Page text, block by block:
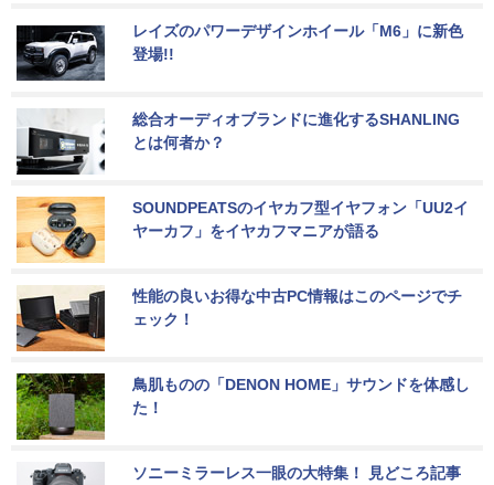
レイズのパワーデザインホイール「M6」に新色
登場!!
総合オーディオブランドに進化するSHANLING
とは何者か？
SOUNDPEATSのイヤカフ型イヤフォン「UU2イ
ヤーカフ」をイヤカフマニアが語る
性能の良いお得な中古PC情報はこのページでチ
ェック！
鳥肌ものの「DENON HOME」サウンドを体感し
た！
ソニーミラーレス一眼の大特集！ 見どころ記事